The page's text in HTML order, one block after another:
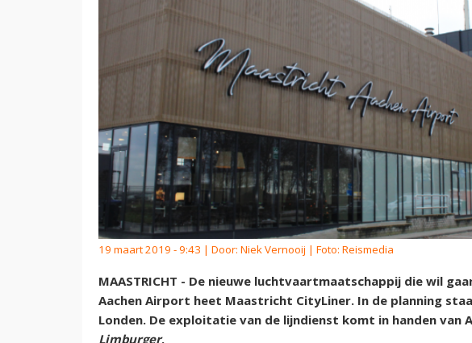
19 maart 2019 - 9:43 | Door: Niek Vernooij | Foto: Reismedia
MAASTRICHT - De nieuwe luchtvaartmaatschappij die wil
Aachen Airport heet Maastricht CityLiner. In de planning
Londen. De exploitatie van de lijndienst komt in handen van
Limburger.